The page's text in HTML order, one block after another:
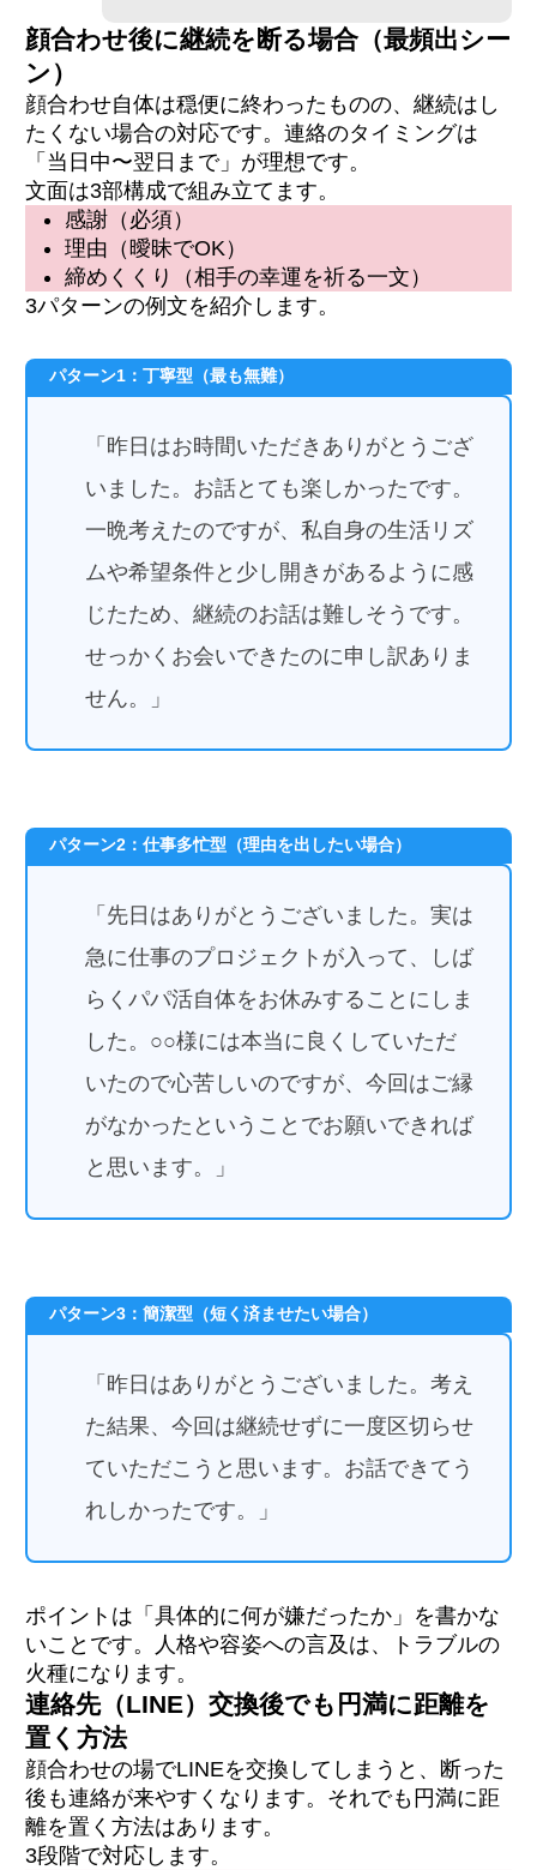
顔合わせ後に継続を断る場合（最頻出シー
ン）
顔合わせ自体は穏便に終わったものの、継続はし
たくない場合の対応です。連絡のタイミングは
「当日中〜翌日まで」が理想です。
文面は3部構成で組み立てます。
感謝（必須）
理由（曖昧でOK）
締めくくり（相手の幸運を祈る一文）
3パターンの例文を紹介します。
パターン1：丁寧型（最も無難）
「昨日はお時間いただきありがとうござ
いました。お話とても楽しかったです。
一晩考えたのですが、私自身の生活リズ
ムや希望条件と少し開きがあるように感
じたため、継続のお話は難しそうです。
せっかくお会いできたのに申し訳ありま
せん。」
パターン2：仕事多忙型（理由を出したい場合）
「先日はありがとうございました。実は
急に仕事のプロジェクトが入って、しば
らくパパ活自体をお休みすることにしま
した。○○様には本当に良くしていただ
いたので心苦しいのですが、今回はご縁
がなかったということでお願いできれば
と思います。」
パターン3：簡潔型（短く済ませたい場合）
「昨日はありがとうございました。考え
た結果、今回は継続せずに一度区切らせ
ていただこうと思います。お話できてう
れしかったです。」
ポイントは「具体的に何が嫌だったか」を書かな
いことです。人格や容姿への言及は、トラブルの
火種になります。
連絡先（LINE）交換後でも円満に距離を
置く方法
顔合わせの場でLINEを交換してしまうと、断った
後も連絡が来やすくなります。それでも円満に距
離を置く方法はあります。
3段階で対応します。